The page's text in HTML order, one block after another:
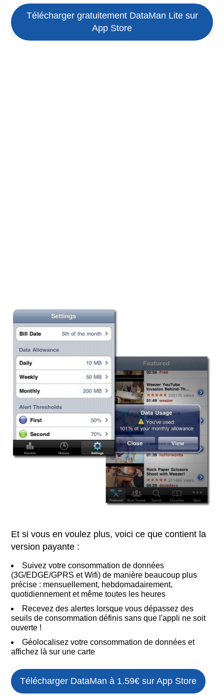
Télécharger gratuitement DataMan Lite sur
App Store
Et si vous en voulez plus, voici ce que contient la
version payante :
Suivez votre consommation de données
(3G/EDGE/GPRS et Wifi) de manière beaucoup plus
précise : mensuellement, hebdomadairement,
quotidiennement et même toutes les heures
Recevez des alertes lorsque vous dépassez des
seuils de consommation définis sans que l'appli ne soit
ouverte !
Géolocalisez votre consommation de données et
affichez là sur une carte
Télécharger DataMan à 1.59€ sur App Store